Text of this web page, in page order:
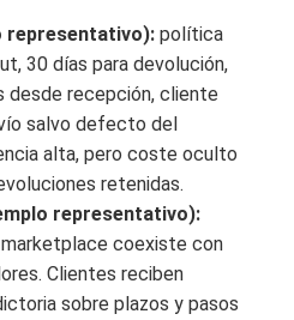
representativo): política
30 días para devolución,
desde recepción, cliente
salvo defecto del
alta, pero coste oculto
retenidas.
representativo):
coexiste con
Clientes reciben
sobre plazos y pasos